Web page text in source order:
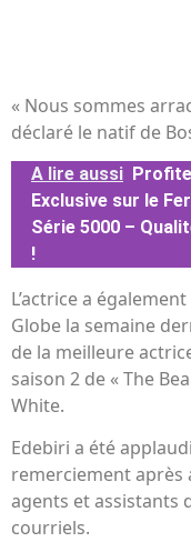
« Nous sommes
déclaré le natif de
A lire aussi
Exclusive sur le
Série 5000 –
!
L’actrice a
Globe la semaine
de la meilleure
saison 2 de « The
White.
Edebiri a été
remerciement après
agents et assistants
courriels.